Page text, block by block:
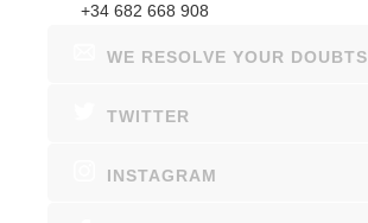
+34 682 668 908
WE RESOLVE YOUR DOUBTS
TWITTER
INSTAGRAM